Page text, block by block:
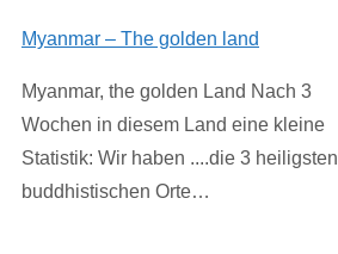
Myanmar – The golden land
Myanmar, the golden Land Nach 3
Wochen in diesem Land eine kleine
Statistik: Wir haben ....die 3 heiligsten
buddhistischen Orte…